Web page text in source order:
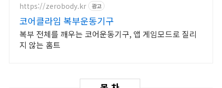
https://zerobody.kr 광고
코어클라임 복부운동기구
복부 전체를 깨우는 코어운동기구, 앱 게임모드로 질리
지 않는 홈트